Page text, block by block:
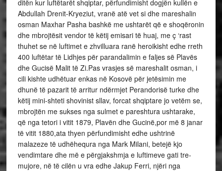
ditën kur luftëtarët shqiptar, përfundimisht dogjën kullën e
Abdullah Drenit-Kryeziut, vranë atë vet si dhe mareshalin
osman Maxhar Pasha bashkë me ushtarët që e shoqëronin
dhe mbrojtësit vendor të këtij emisari të huaj, me ç ‘rast
thuhet se në luftimet e zhvilluara ranë heroikisht edhe rreth
400 luftëtar të Lidhjes për parandalimin e faljes së Plavës
dhe Gucisë Malit të Zi.Pas vrasjes së mareshalit osman, i
cili kishte udhëtuar enkas në Kosovë për jetësimin me
dhunë të pazarit të arritur ndërmjet Perandorisë turke dhe
këtij mini-shteti shovinist sllav, forcat shqiptare jo vetëm se,
mbrojtën me sukses nga sulmet e pareshtura ushtarake,
që nga tetori i vitit 1879, Plavën dhe Gucinë,por më 8 janar
të vitit 1880,ata thyen përfundimisht edhe ushtrinë
malazeze të udhëhequra nga Mark Milani, betejë kjo
vendimtare dhe më e përgjakshmja e luftimeve gati tre-
mujore, në të cilën u vra edhe Jakup Ferri, njëri nga